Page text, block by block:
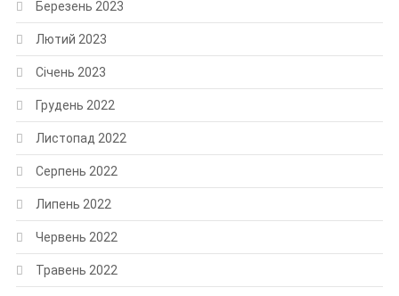
Березень 2023
Лютий 2023
Січень 2023
Грудень 2022
Листопад 2022
Серпень 2022
Липень 2022
Червень 2022
Травень 2022